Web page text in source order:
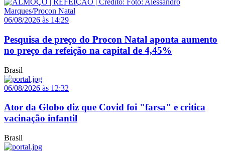
06/08/2026 às 14:29
Pesquisa de preço do Procon Natal aponta aumento
no preço da refeição na capital de 4,45%
Brasil
06/08/2026 às 12:32
Ator da Globo diz que Covid foi "farsa" e critica
vacinação infantil
Brasil